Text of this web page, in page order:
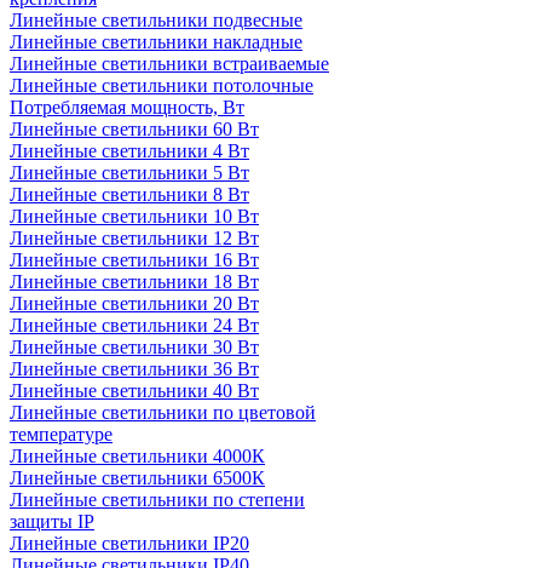
Линейные светильники подвесные
Линейные светильники накладные
Линейные светильники встраиваемые
Линейные светильники потолочные
Потребляемая мощность, Вт
Линейные светильники 60 Вт
Линейные светильники 4 Вт
Линейные светильники 5 Вт
Линейные светильники 8 Вт
Линейные светильники 10 Вт
Линейные светильники 12 Вт
Линейные светильники 16 Вт
Линейные светильники 18 Вт
Линейные светильники 20 Вт
Линейные светильники 24 Вт
Линейные светильники 30 Вт
Линейные светильники 36 Вт
Линейные светильники 40 Вт
Линейные светильники по цветовой
температуре
Линейные светильники 4000К
Линейные светильники 6500К
Линейные светильники по степени
защиты IP
Линейные светильники IP20